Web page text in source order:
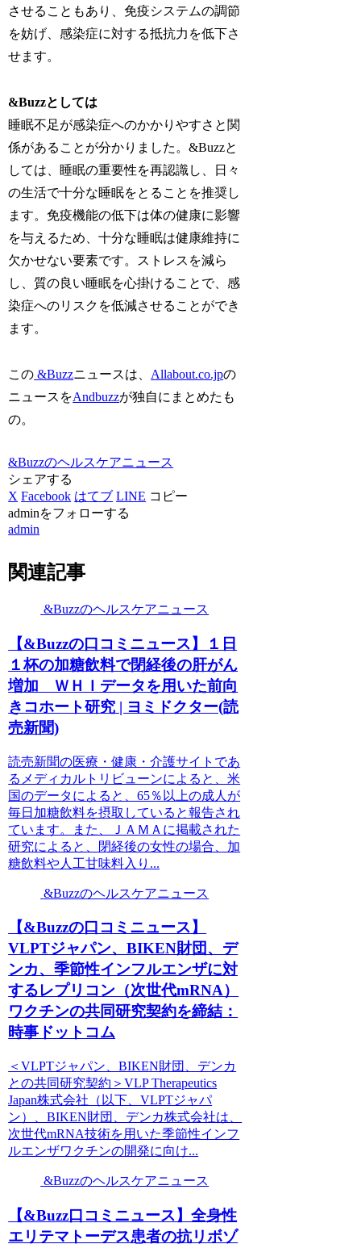
させることもあり、免疫システムの調節
を妨げ、感染症に対する抵抗力を低下さ
せます。
&Buzzとしては
睡眠不足が感染症へのかかりやすさと関
係があることが分かりました。&Buzzと
しては、睡眠の重要性を再認識し、日々
の生活で十分な睡眠をとることを推奨し
ます。免疫機能の低下は体の健康に影響
を与えるため、十分な睡眠は健康維持に
欠かせない要素です。ストレスを減ら
し、質の良い睡眠を心掛けることで、感
染症へのリスクを低減させることができ
ます。
この &Buzzニュースは、 Allabout.co.jpの
ニュースをAndbuzzが独自にまとめたも
の。
&Buzzのヘルスケアニュース
シェアする
X Facebook はてブ LINE コピー
adminをフォローする
admin
関連記事
&Buzzのヘルスケアニュース
【&Buzzの口コミニュース】１日
１杯の加糖飲料で閉経後の肝がん
増加 ＷＨＩデータを用いた前向
きコホート研究 | ヨミドクター(読
売新聞)
読売新聞の医療・健康・介護サイトであ
るメディカルトリビューンによると、米
国のデータによると、65％以上の成人が
毎日加糖飲料を摂取していると報告され
ています。また、ＪＡＭＡに掲載された
研究によると、閉経後の女性の場合、加
糖飲料や人工甘味料入り...
&Buzzのヘルスケアニュース
【&Buzzの口コミニュース】
VLPTジャパン、BIKEN財団、デ
ンカ、季節性インフルエンザに対
するレプリコン（次世代mRNA）
ワクチンの共同研究契約を締結：
時事ドットコム
＜VLPTジャパン、BIKEN財団、デンカ
との共同研究契約＞VLP Therapeutics
Japan株式会社（以下、VLPTジャパ
ン）、BIKEN財団、デンカ株式会社は、
次世代mRNA技術を用いた季節性インフ
ルエンザワクチンの開発に向け...
&Buzzのヘルスケアニュース
【&Buzz口コミニュース】全身性
エリテマトーデス患者の抗リボゾ